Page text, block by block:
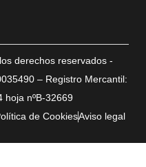
derechos reservados -
– Registro Mercantil:
hoja nºB-32669
de CookiesAviso legal